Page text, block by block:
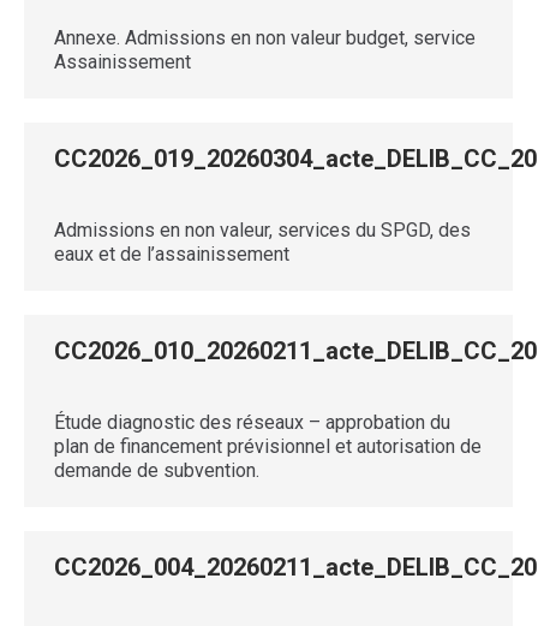
Annexe. Admissions en non valeur budget, service
Assainissement
Admissions en non valeur, services du SPGD, des
eaux et de l’assainissement
Étude diagnostic des réseaux – approbation du
plan de financement prévisionnel et autorisation de
demande de subvention.